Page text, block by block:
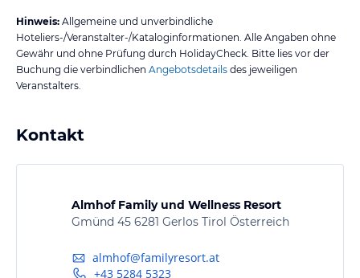
Hinweis: Allgemeine und unverbindliche
Hoteliers-/Veranstalter-/Kataloginformationen. Alle Angaben ohne
Gewähr und ohne Prüfung durch HolidayCheck. Bitte lies vor der
Buchung die verbindlichen Angebotsdetails des jeweiligen
Veranstalters.
Kontakt
Almhof Family und Wellness Resort
Gmünd 45 6281 Gerlos Tirol Österreich
almhof@familyresort.at
+43 5284 5323